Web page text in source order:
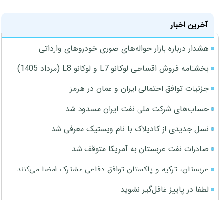
آخرین اخبار
هشدار درباره بازار حواله‌های صوری خودروهای وارداتی
بخشنامه فروش اقساطی لوکانو L7 و لوکانو L8 (مرداد 1405)
جزئیات توافق احتمالی ایران و عمان در هرمز
حساب‌های شرکت ملی نفت ایران مسدود شد
نسل جدیدی از کادیلاک با نام ویستیک معرفی شد
صادرات نفت عربستان به آمریکا متوقف شد
عربستان، ترکیه و پاکستان توافق دفاعی مشترک امضا می‌کنند
لطفا در پاییز غافل‌گیر نشوید